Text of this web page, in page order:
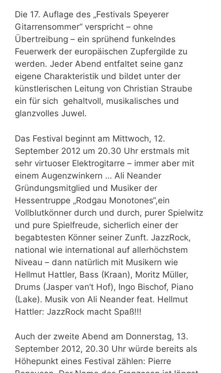
Die 17. Auflage des „Festivals Speyerer
Gitarrensommer“ verspricht – ohne
Übertreibung – ein sprühend funkelndes
Feuerwerk der europäischen Zupfergilde zu
werden. Jeder Abend entfaltet seine ganz
eigene Charakteristik und bildet unter der
künstlerischen Leitung von Christian Straube
ein für sich gehaltvoll, musikalisches und
glanzvolles Juwel.
Das Festival beginnt am Mittwoch, 12.
September 2012 um 20.30 Uhr erstmals mit
sehr virtuoser Elektrogitarre – immer aber mit
einem Augenzwinkern … Ali Neander
Gründungsmitglied und Musiker der
Hessentruppe „Rodgau Monotones“,ein
Vollblutkönner durch und durch, purer Spielwitz
und pure Spielfreude, sicherlich einer der
begabtesten Könner seiner Zunft. JazzRock,
national wie international auf allerhöchstem
Niveau – dann natürlich mit Musikern wie
Hellmut Hattler, Bass (Kraan), Moritz Müller,
Drums (Jasper van’t Hof), Ingo Bischof, Piano
(Lake). Musik von Ali Neander feat. Hellmut
Hattler: JazzRock macht Spaß!!!
Auch der zweite Abend am Donnerstag, 13.
September 2012, 20.30 Uhr würde bereits als
Höhepunkt eines Festival zählen: Pierre